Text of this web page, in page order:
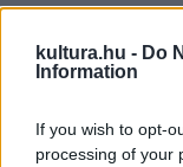
kultura.hu - Do
Information
If you wish to opt-
processing of your
Balett és a Magyar
társulat